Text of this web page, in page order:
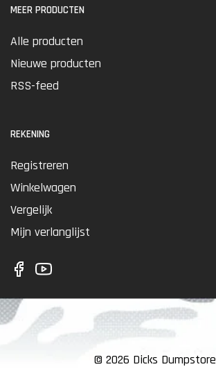
MEER PRODUCTEN
Alle producten
Nieuwe producten
RSS-feed
REKENING
Registreren
Winkelwagen
Vergelijk
Mijn verlanglijst
© 2026 Dicks Dumpstore